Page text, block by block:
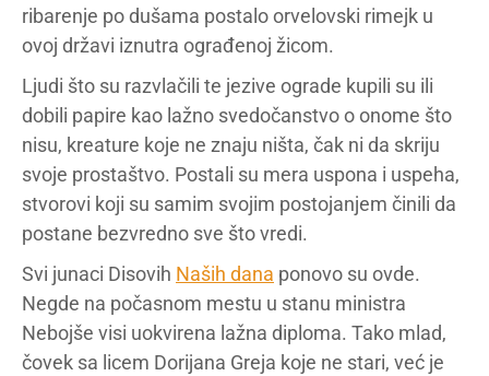
ribarenje po dušama postalo orvelovski rimejk u
ovoj državi iznutra ograđenoj žicom.
Ljudi što su razvlačili te jezive ograde kupili su ili
dobili papire kao lažno svedočanstvo o onome što
nisu, kreature koje ne znaju ništa, čak ni da skriju
svoje prostaštvo. Postali su mera uspona i uspeha,
stvorovi koji su samim svojim postojanjem činili da
postane bezvredno sve što vredi.
Svi junaci Disovih Naših dana ponovo su ovde.
Negde na počasnom mestu u stanu ministra
Nebojše visi uokvirena lažna diploma. Tako mlad,
čovek sa licem Dorijana Greja koje ne stari, već je